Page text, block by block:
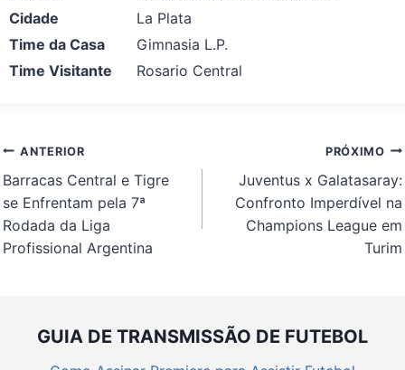
Cidade
La Plata
Time da Casa
Gimnasia L.P.
Time Visitante
Rosario Central
Navegação
de
Post
ANTERIOR
Barracas Central e Tigre
se Enfrentam pela 7ª
Rodada da Liga
Profissional Argentina
PRÓXIMO
Juventus x Galatasaray:
Confronto Imperdível na
Champions League em
Turim
GUIA DE TRANSMISSÃO DE FUTEBOL